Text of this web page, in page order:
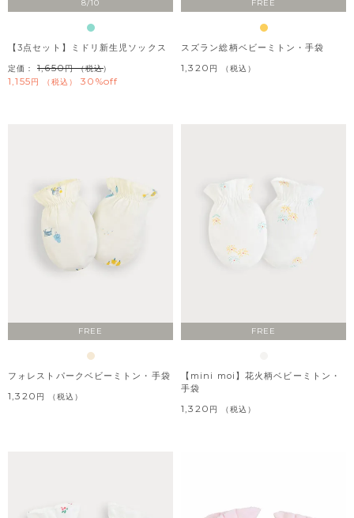
8/10
【3点セット】ミドリ新生児ソックス
定価： 1,650 （税込）
1,155 税込 30%off
FREE
スズラン総柄ベビーミトン・手袋
1,320 税込
FREE
フォレストパークベビーミトン・手袋
1,320 税込
FREE
【mini moi】花火柄ベビーミトン・
手袋
1,320 税込